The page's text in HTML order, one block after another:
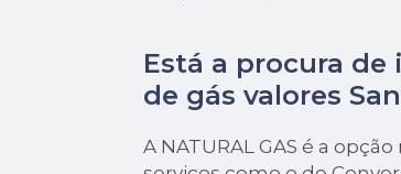
Está a procura
de gás valores
A NATURAL GAS é a